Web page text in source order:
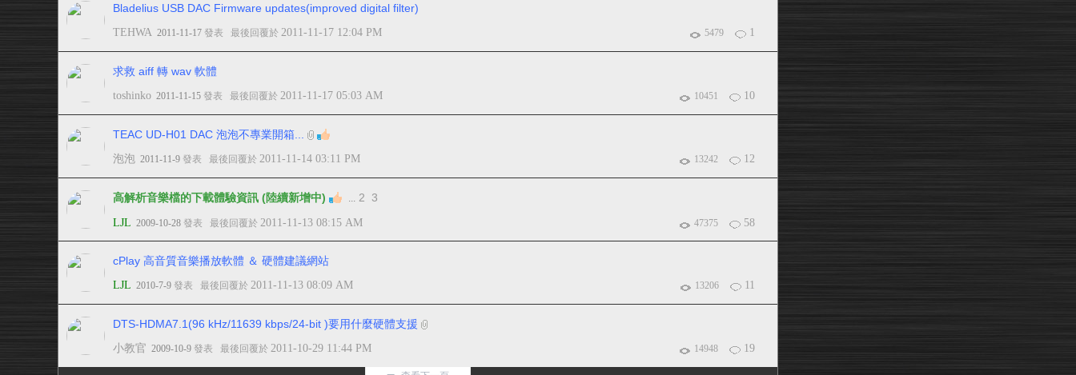
Bladelius USB DAC Firmware updates(improved digital filter)
5479 1
TEHWA 2011-11-17 發表 最後回覆於 2011-11-17 12:04 PM
求救 aiff 轉 wav 軟體
10451 10
toshinko 2011-11-15 發表 最後回覆於 2011-11-17 05:03 AM
TEAC UD-H01 DAC 泡泡不專業開箱...
13242 12
泡泡 2011-11-9 發表 最後回覆於 2011-11-14 03:11 PM
高解析音樂檔的下載體驗資訊 (陸續新增中) ... 2 3
47375 58
LJL 2009-10-28 發表 最後回覆於 2011-11-13 08:15 AM
cPlay 高音質音樂播放軟體 ＆ 硬體建議網站
13206 11
LJL 2010-7-9 發表 最後回覆於 2011-11-13 08:09 AM
DTS-HDMA7.1(96 kHz/11639 kbps/24-bit )要用什麼硬體支援
14948 19
小教官 2009-10-9 發表 最後回覆於 2011-10-29 11:44 PM